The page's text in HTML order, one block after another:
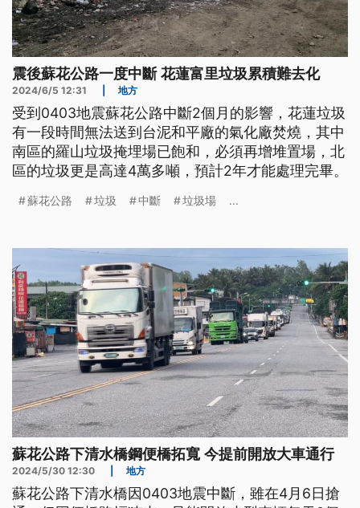
震後蘇花公路一度中斷 花蓮富里垃圾累積難去化
2024/6/5 12:31 地方
受到0403地震蘇花公路中斷2個月的影響，花蓮垃圾
有一段時間無法送到台泥和平廠的氣化廠焚燒，其中
南區的羅山垃圾掩埋場已飽和，必須再增堆置場，北
區的垃圾更是高達4萬多噸，預計2年才能處理完畢。
蘇花公路 垃圾 中斷 垃圾場 ...
蘇花公路下清水橋鋼便橋拓寬 今提前開放大車通行
2024/5/30 12:30 地方
蘇花公路下清水橋因0403地震中斷，雖在4月6日搶